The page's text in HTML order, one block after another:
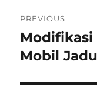
navigation
PREVIOUS
Previous
post:
Mobil